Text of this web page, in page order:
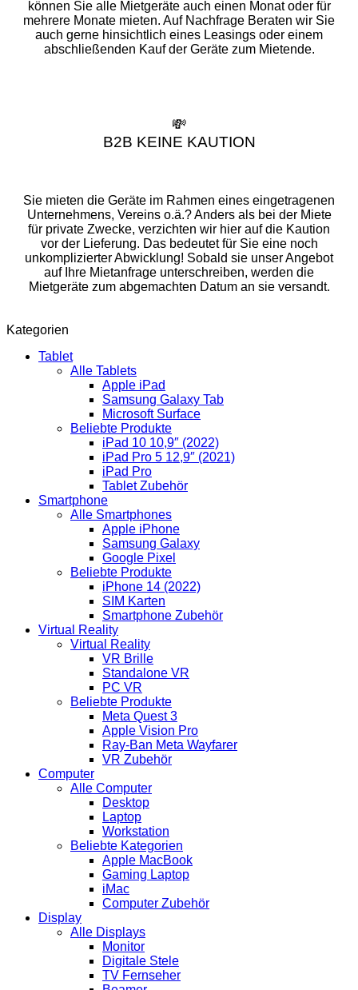
können Sie alle Mietgeräte auch einen Monat oder für
mehrere Monate mieten. Auf Nachfrage Beraten wir Sie
auch gerne hinsichtlich eines Leasings oder einem
abschließenden Kauf der Geräte zum Mietende.
💸
B2B KEINE KAUTION
Sie mieten die Geräte im Rahmen eines eingetragenen
Unternehmens, Vereins o.ä.? Anders als bei der Miete
für private Zwecke, verzichten wir hier auf die Kaution
vor der Lieferung. Das bedeutet für Sie eine noch
unkomplizierter Abwicklung! Sobald sie unser Angebot
auf Ihre Mietanfrage unterschreiben, werden die
Mietgeräte zum abgemachten Datum an sie versandt.
Kategorien
Tablet
Alle Tablets
Apple iPad
Samsung Galaxy Tab
Microsoft Surface
Beliebte Produkte
iPad 10 10,9″ (2022)
iPad Pro 5 12,9″ (2021)
iPad Pro
Tablet Zubehör
Smartphone
Alle Smartphones
Apple iPhone
Samsung Galaxy
Google Pixel
Beliebte Produkte
iPhone 14 (2022)
SIM Karten
Smartphone Zubehör
Virtual Reality
Virtual Reality
VR Brille
Standalone VR
PC VR
Beliebte Produkte
Meta Quest 3
Apple Vision Pro
Ray-Ban Meta Wayfarer
VR Zubehör
Computer
Alle Computer
Desktop
Laptop
Workstation
Beliebte Kategorien
Apple MacBook
Gaming Laptop
iMac
Computer Zubehör
Display
Alle Displays
Monitor
Digitale Stele
TV Fernseher